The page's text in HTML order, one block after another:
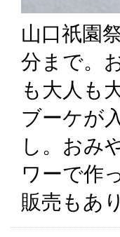
山口祇園
分まで。
も大人も
ブーケが
し。おみ
ワーで作
販売もあ